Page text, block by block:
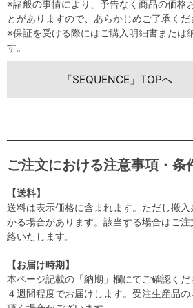
※諸般の事情により、予告なく商品の価格
とがありますので、あらかじめご了承くだ
※保証を受ける際にはご購入明細書または
す。
「SEQUENCE」TOPへ
ご注文における注意事項・条
【送料】
送料は表示価格に含まれます。ただし搬
かる場合があります。該当する場合はご
絡いたします。
【お届け時期】
本ページ記載の「納期」欄にてご確認く
４週間程度でお届けします。受注生産品